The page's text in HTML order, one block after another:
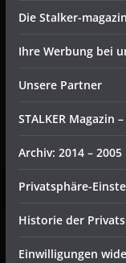
Die Stalker-
Ihre Werbung bei
Unsere Partner
STALKER Magazin
Archiv: 2014 – 2005
Privatsphäre-
Historie der
Einwilligungen